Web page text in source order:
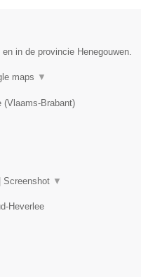
in de provincie Henegouwen.
maps ▼
(Vlaams-Brabant)
| Screenshot ▼
Heverlee